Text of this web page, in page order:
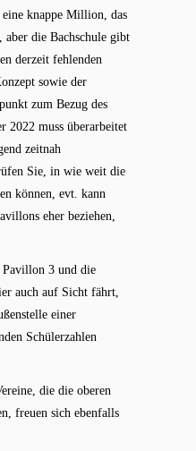
knappe Million, das
die Bachschule gibt
derzeit fehlenden
sowie der
zum Bezug des
2022 muss überarbeitet
zeitnah
Sie, in wie weit die
können, evt. kann
eher beziehen,
Pavillon 3 und die
auch auf Sicht fährt,
einer
Schülerzahlen
die die oberen
freuen sich ebenfalls